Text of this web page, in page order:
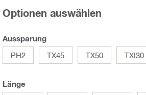
Optionen auswählen
Aussparung
PH2
TX45 TX50 TXI30
Länge